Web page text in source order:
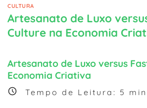
CULTURA
Artesanato de Luxo
Culture na Economia
Artesanato de Luxo versus
Economia Criativa
Tempo de Leitura: 5